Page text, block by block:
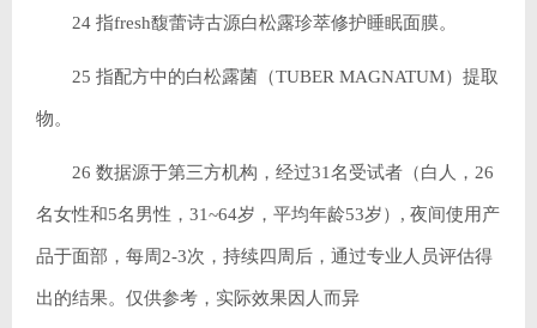
24 指fresh馥蕾诗古源白松露珍萃修护睡眠面膜。
25 指配方中的白松露菌（TUBER MAGNATUM）提取
物。
26 数据源于第三方机构，经过31名受试者（白人，26
名女性和5名男性，31~64岁，平均年龄53岁）, 夜间使用产
品于面部，每周2-3次，持续四周后，通过专业人员评估得
出的结果。仅供参考，实际效果因人而异